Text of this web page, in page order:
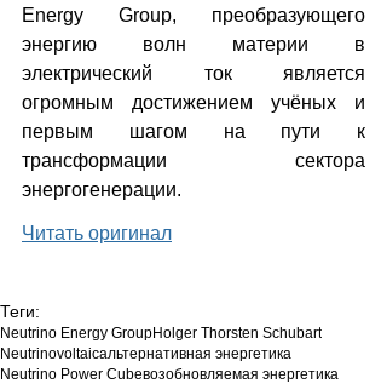
Energy Group, преобразующего
энергию волн материи в
электрический ток является
огромным достижением учёных и
первым шагом на пути к
трансформации сектора
энергогенерации.
Читать оригинал
Теги:
Neutrino Energy GroupHolger Thorsten Schubart
Neutrinovoltaicальтернативная энергетика
Neutrino Power Cubeвозобновляемая энергетика